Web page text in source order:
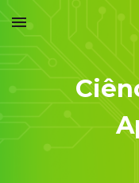
Skip to main content